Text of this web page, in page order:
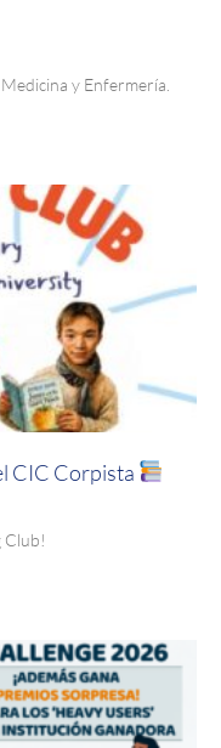
y Enfermería.
CIC Corpista
Club!